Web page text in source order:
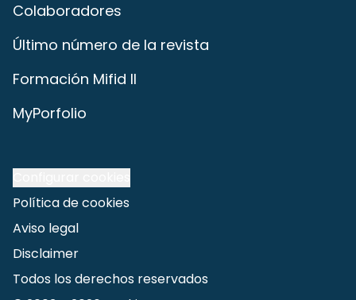
Colaboradores
Último número de la revista
Formación Mifid II
MyPorfolio
Política de cookies
Aviso legal
Disclaimer
Todos los derechos reservados